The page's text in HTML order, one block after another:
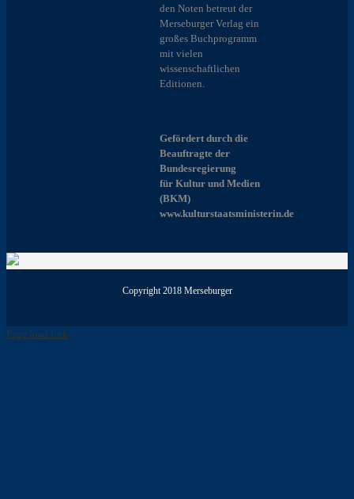
den Noten betreut der
Merseburger Verlag ein
großes Buchprogramm
mit vielen
wissenschaftlichen
Editionen.
Gefördert durch die
Beauftragte der
Bundesregierung
für Kultur und Medien
(BKM)
www.kulturstaatsministerin.de
Copyright 2018 Merseburger
Page load link